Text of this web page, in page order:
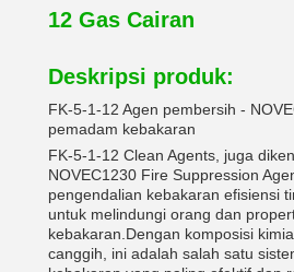
12 Gas Cairan
Deskripsi produk:
FK-5-1-12 Agen pembersih -
pemadam kebakaran
FK-5-1-12 Clean Agents, juga
NOVEC1230 Fire Suppression
pengendalian kebakaran efisiensi
untuk melindungi orang dan
kebakaran.Dengan komposisi
canggih, ini adalah salah satu